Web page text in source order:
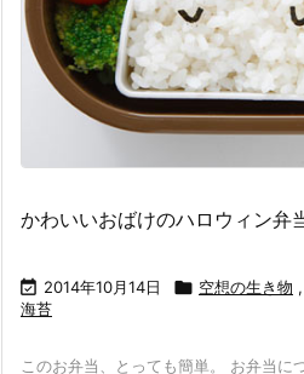
かわいいおばけのハロウィン弁
 2014年10月14日  空想の生き物 ,
海苔
このお弁当、とっても簡単。 お弁当に